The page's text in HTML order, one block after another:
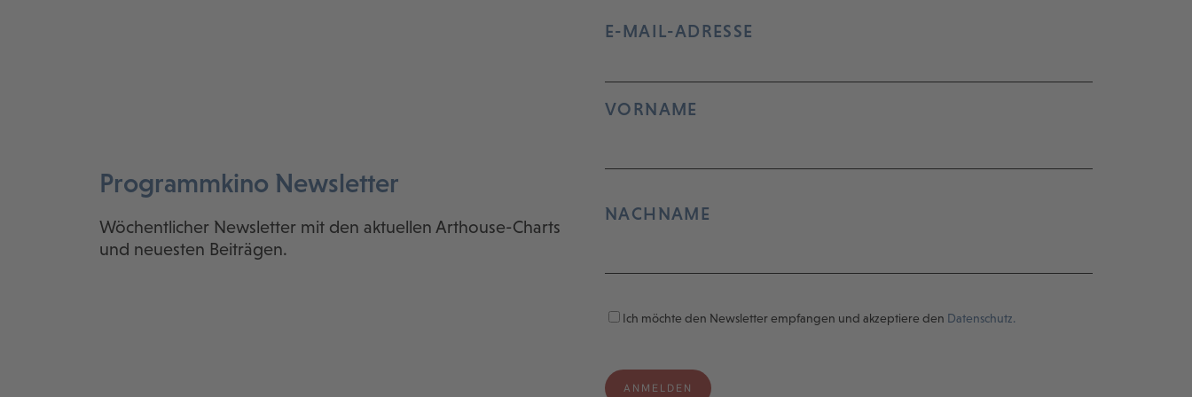
Programmkino Newsletter
Wöchentlicher Newsletter mit den aktuellen Arthouse-Charts
und neuesten Beiträgen.
E-MAIL-ADRESSE
VORNAME
NACHNAME
Ich möchte den Newsletter empfangen und akzeptiere den Datenschutz.